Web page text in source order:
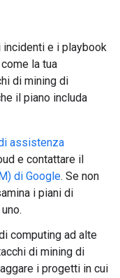
e i playbook
la tua
di mining di
il piano includa
assistenza
e contattare il
di Google. Se non
i piani di
computing ad alte
di mining di
i progetti in cui